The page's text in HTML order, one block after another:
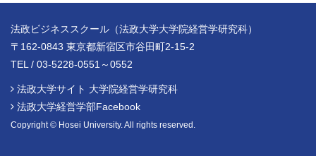
法政ビジネススクール（法政大学大学院経営学研究科）
〒162-0843 東京都新宿区市谷田町2-15-2
TEL / 03-5228-0551～0552
法政大学サイト 大学院経営学研究科
法政大学経営学部Facebook
Copyright © Hosei University. All rights reserved.